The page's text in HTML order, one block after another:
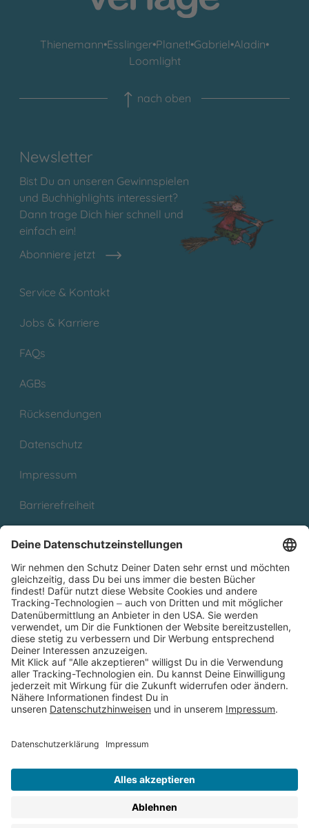
Thienemann•Esslinger•Planet!•Gabriel•Aladin•
Loomlight
nach oben
Newsletter
Bist Du an unseren Gewinnspielen
und Buchhighlights interessiert?
Dann trage Dich hier schnell und
einfach ein!
Abonniere jetzt
Service & Kontakt
Jobs & Karriere
FAQs
AGBs
Rücksendungen
Datenschutz
Impressum
Barrierefreiheit
Partnerprogramm (Affiliate)
Folge uns auf
* Versandkostenfrei ab 9,00 € Bestellwert innerhalb
Deutschlands
** Lieferzeit 1-3 Werktage innerhalb Deutschlands
Thienemann-Esslinger Verlag GmbH, Blumenstraße 36, D-70182